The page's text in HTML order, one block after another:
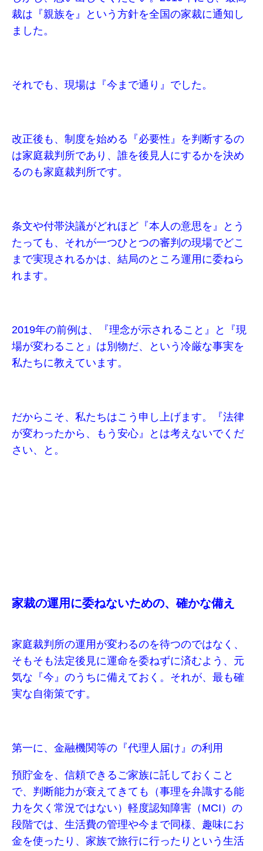
裁は『親族を』という方針を全国の家裁に通知し
ました。
それでも、現場は『今まで通り』でした。
改正後も、制度を始める『必要性』を判断するの
は家庭裁判所であり、誰を後見人にするかを決め
るのも家庭裁判所です。
条文や付帯決議がどれほど『本人の意思を』とう
たっても、それが一つひとつの審判の現場でどこ
まで実現されるかは、結局のところ運用に委ねら
れます。
2019年の前例は、『理念が示されること』と『現
場が変わること』は別物だ、という冷厳な事実を
私たちに教えています。
だからこそ、私たちはこう申し上げます。『法律
が変わったから、もう安心』とは考えないでくだ
さい、と。
家裁の運用に委ねないための、確かな備え
家庭裁判所の運用が変わるのを待つのではなく、
そもそも法定後見に運命を委ねずに済むよう、元
気な『今』のうちに備えておく。それが、最も確
実な自衛策です。
第一に、金融機関等の『代理人届け』の利用
預貯金を、信頼できるご家族に託しておくこと
で、判断能力が衰えてきても（事理を弁識する能
力を欠く常況ではない）軽度認知障害（MCI）の
段階では、生活費の管理や今まで同様、趣味にお
金を使ったり、家族で旅行に行ったりという生活